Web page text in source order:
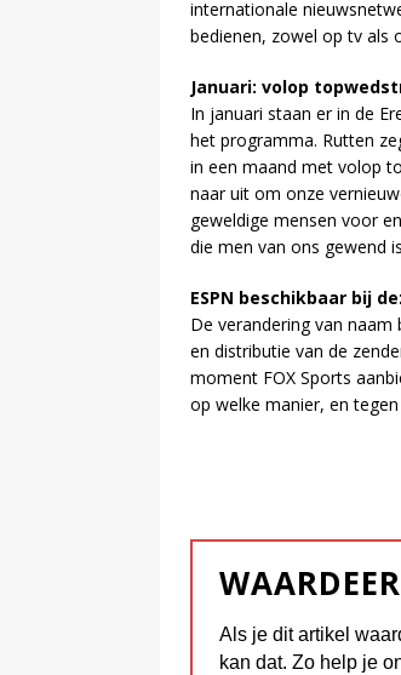
internationale
bedienen, zowel op tv als
Januari: volop
In januari staan er in de
het programma. Rutten
in een maand met volop
naar uit om onze
geweldige mensen voor
die men van ons gewend
ESPN beschikbaar bij
De verandering van
en distributie van de
moment FOX Sports
op welke manier, en
Als je dit artikel
kan dat. Zo help je